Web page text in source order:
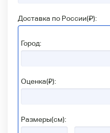
Доставка по России(₽):
Город:
Оценка(₽):
Размеры(см):